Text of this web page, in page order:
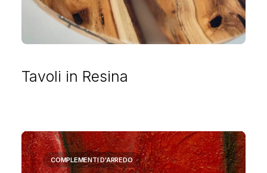
Tavoli in Resina
COMPLEMENTI D'ARREDO